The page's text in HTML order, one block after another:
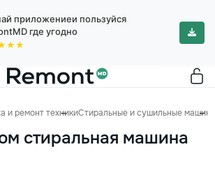
приложениеи пользуйся
где угодно
и ремонт техникиСтиральные и сушильные
стиральная машина